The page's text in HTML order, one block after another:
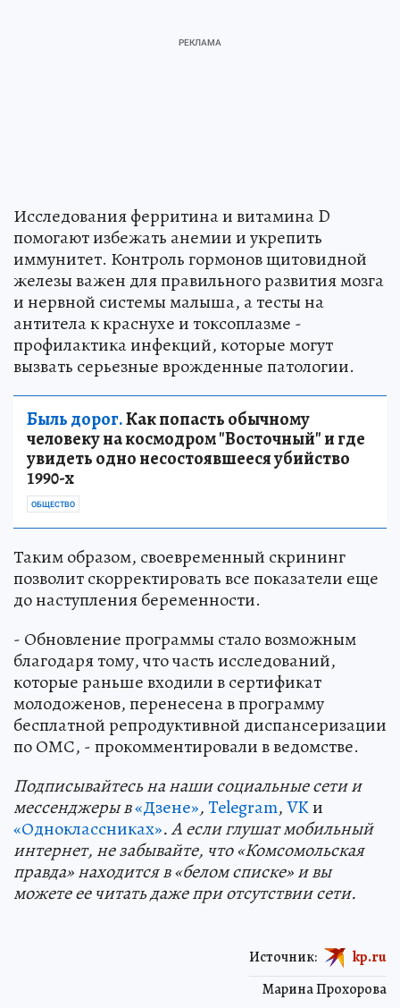
Исследования ферритина и витамина D
помогают избежать анемии и укрепить
иммунитет. Контроль гормонов щитовидной
железы важен для правильного развития мозга
и нервной системы малыша, а тесты на
антитела к краснухе и токсоплазме -
профилактика инфекций, которые могут
вызвать серьезные врожденные патологии.
Быль дорог.Как попасть обычному
человеку на космодром "Восточный" и где
увидеть одно несостоявшееся убийство
1990-х
ОБЩЕСТВО
Таким образом, своевременный скрининг
позволит скорректировать все показатели еще
до наступления беременности.
- Обновление программы стало возможным
благодаря тому, что часть исследований,
которые раньше входили в сертификат
молодоженов, перенесена в программу
бесплатной репродуктивной диспансеризации
по ОМС, - прокомментировали в ведомстве.
Подписывайтесь на наши социальные сети и
мессенджеры в«Дзене»,Telegram,VKи
«Одноклассниках». А если глушат мобильный
интернет, не забывайте, что «Комсомольская
правда» находится в «белом списке» и вы
можете ее читать даже при отсутствии сети.
Марина Прохорова
Источник: kp.ru